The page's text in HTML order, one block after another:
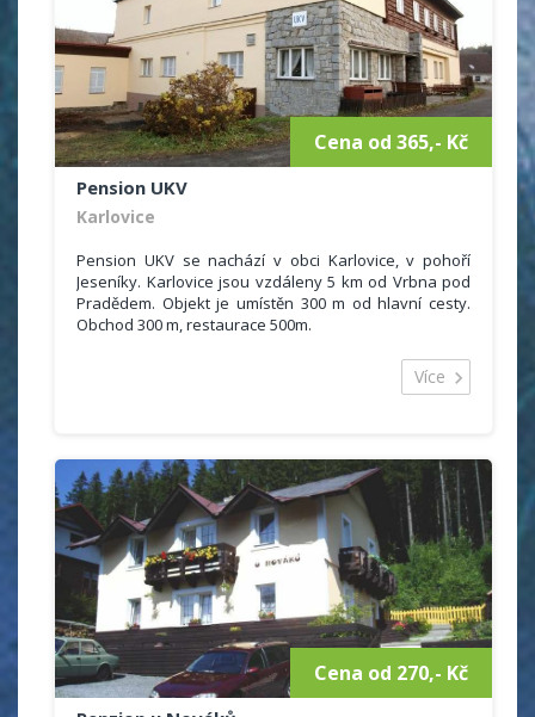
1 500 Kč objekt / noc
Cena od 365,- Kč
Pension UKV
Karlovice
Pension UKV se nachází v obci Karlovice, v pohoří
Jeseníky. Karlovice jsou vzdáleny 5 km od Vrbna pod
Pradědem. Objekt je umístěn 300 m od hlavní cesty.
Obchod 300 m, restaurace 500m.
pokojích se sociálním zařízením (malá koupelna se
sprchou a WC), malé ledničky a televize. Stravování je
místnost s TV, herna na stolní tenis se dvěma stoly.
Více
Cena od 270,- Kč